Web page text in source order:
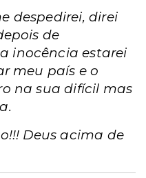
despedirei, direi
de
inocência estarei
meu país e o
na sua difícil mas
Deus acima de